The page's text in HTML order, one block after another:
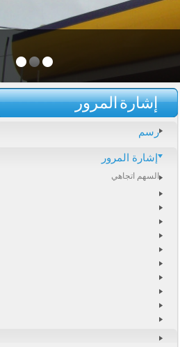
إشارة المرور
رسم
إشارة المرور
السهم اتجاهي